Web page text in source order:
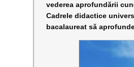
vederea aprofundării
Cadrele didactice
bacalaureat să